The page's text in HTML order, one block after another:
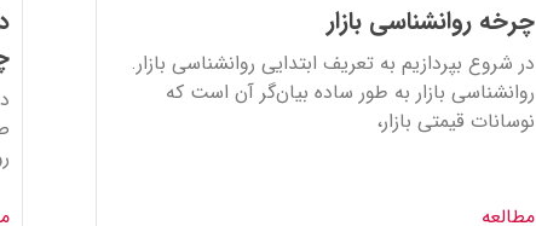
چرخه روانشناسی بازار
در شروع بپردازیم به تعریف ابتدایی روانشناسی بازار.
روانشناسی بازار به طور ساده بیان‌گر آن است که
نوسانات قیمتی بازار،
مطالعه